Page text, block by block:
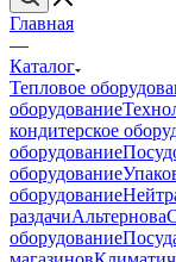
Главная
—
Каталог
Тепловое
оборудование
кондитерское
оборудование
оборудование
оборудование
раздачиАльтернова
оборудование